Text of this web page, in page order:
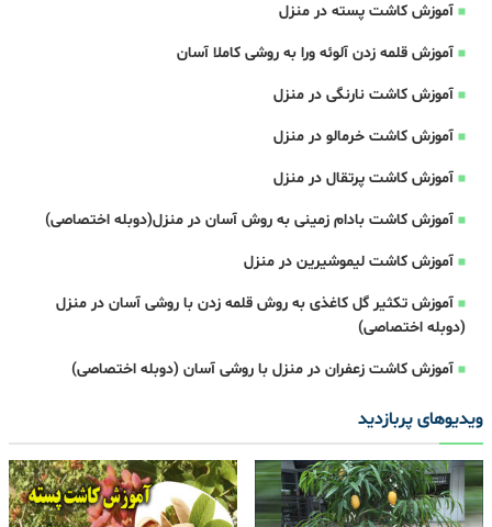
آموزش کاشت پسته در منزل
آموزش قلمه زدن آلوئه ورا به روشی کاملا آسان
آموزش کاشت نارنگی در منزل
آموزش کاشت خرمالو در منزل
آموزش کاشت پرتقال در منزل
آموزش کاشت بادام زمینی به روش آسان در منزل(دوبله اختصاصی)
آموزش کاشت لیموشیرین در منزل
آموزش تکثیر گل کاغذی به روش قلمه زدن با روشی آسان در منزل
(دوبله اختصاصی)
آموزش کاشت زعفران در منزل با روشی آسان (دوبله اختصاصی)
ویدیوهای پربازدید